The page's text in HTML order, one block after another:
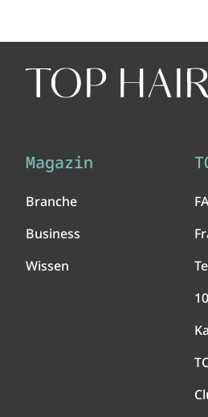
Magazin
Branche
Business
Wissen